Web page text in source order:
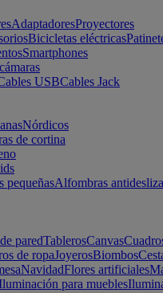
AdaptadoresProyectores
Bicicletas eléctricas
Smartphones
USBCables Jack
Nórdicos
de cortina
pequeñasAlfombras
paredTablerosCanvas
de ropaJoyerosBiombos
NavidadFlores artificiales
para muebles